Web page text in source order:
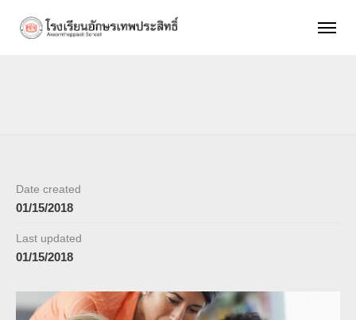
Date created
01/15/2018
Last updated
01/15/2018